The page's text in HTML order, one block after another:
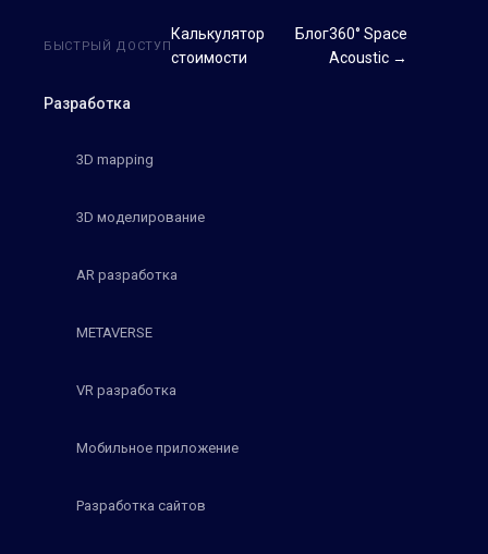
Разработка
3D mapping
3D моделирование
AR разработка
METAVERSE
VR разработка
Мобильное приложение
Разработка сайтов
БЫСТРЫЙ ДОСТУП
Калькулятор
стоимости
Блог360° Space
Acoustic →